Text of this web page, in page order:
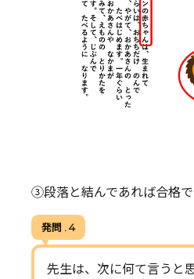
③段落と結んであれば合格で
発問 . 4
先生は、次に何て言うと